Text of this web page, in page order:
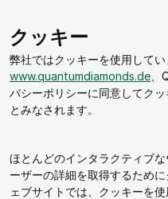
クッキー
弊社ではクッキーを使用して
www.quantumdiamonds.de
バシーポリシーに同意してク
とみなされます。
ほとんどのインタラクティブ
ーザーの詳細を取得するため
ェブサイトでは、クッキーを